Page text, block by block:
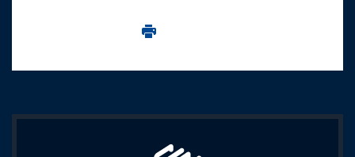
Imprima aceasta pagina